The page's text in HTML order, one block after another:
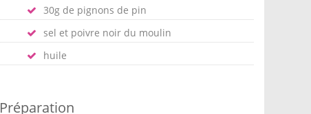
30g de pignons de pin
sel et poivre noir du moulin
huile
Préparation